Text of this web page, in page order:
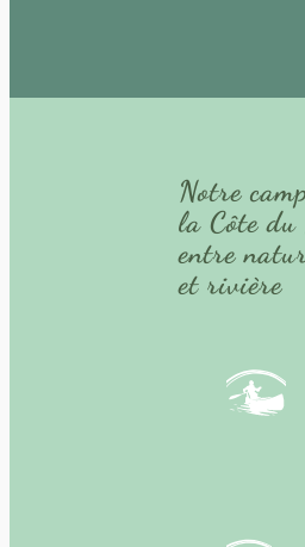
Notre
la Côte
entre
et rivière